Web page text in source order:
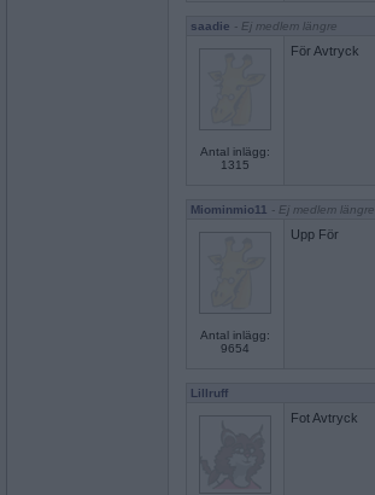
saadie - Ej medlem längre
Antal inlägg:
1315
För Avtryck
Miominmio11 - Ej medlem längre
Antal inlägg:
9654
Upp För
Lillruff
Fot Avtryck